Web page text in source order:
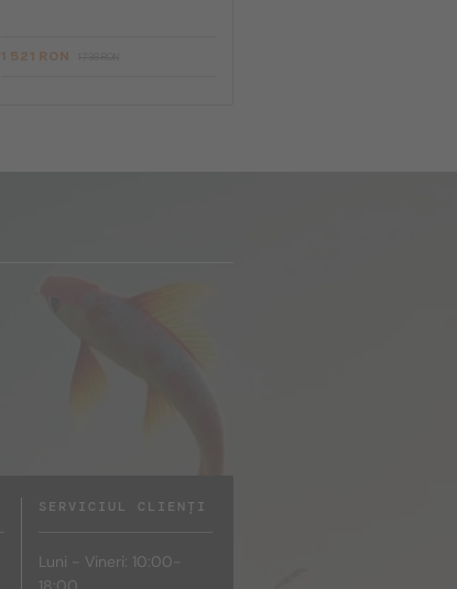
1 521 RON
SERVICIUL CLIENȚI
Luni - Vineri: 10:00-